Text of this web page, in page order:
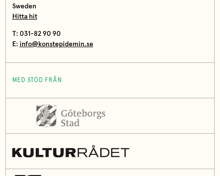
Sweden
Hitta hit
T: 031-82 90 90
E: info@konstepidemin.se
MED STÖD FRÅN